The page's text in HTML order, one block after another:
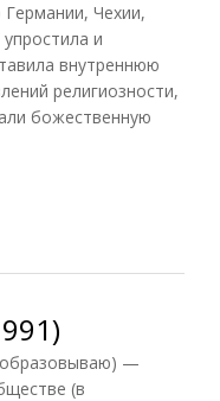
Чехии,
и
внутреннюю
религиозности,
божественную
—
(в